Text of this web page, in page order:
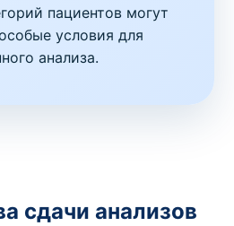
пациентов могут
условия для
анализа.
сдачи анализов